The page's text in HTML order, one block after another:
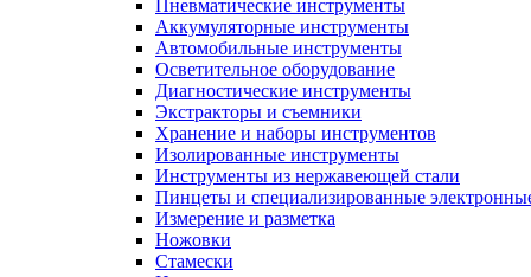
Пневматические инструменты
Аккумуляторные инструменты
Автомобильные инструменты
Осветительное оборудование
Диагностические инструменты
Экстракторы и съемники
Хранение и наборы инструментов
Изолированные инструменты
Инструменты из нержавеющей стали
Пинцеты и специализированные
Измерение и разметка
Ножовки
Стамески